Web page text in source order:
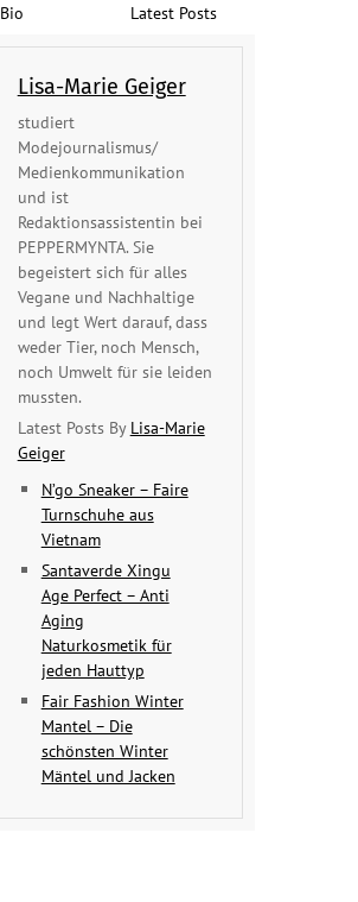
Bio Latest Posts
Lisa-Marie Geiger
studiert
Modejournalismus/
Medienkommunikation
und ist
Redaktionsassistentin bei
PEPPERMYNTA. Sie
begeistert sich für alles
Vegane und Nachhaltige
und legt Wert darauf, dass
weder Tier, noch Mensch,
noch Umwelt für sie leiden
mussten.
Latest Posts By Lisa-Marie
Geiger
N’go Sneaker – Faire
Turnschuhe aus
Vietnam
Santaverde Xingu
Age Perfect – Anti
Aging
Naturkosmetik für
jeden Hauttyp
Fair Fashion Winter
Mantel – Die
schönsten Winter
Mäntel und Jacken